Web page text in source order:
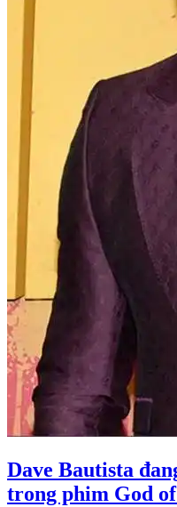
Dave Bautista
trong phim God